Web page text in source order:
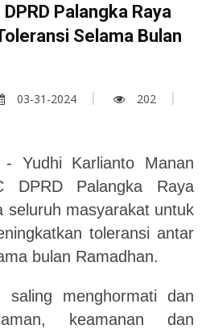
Palangka Raya
Selama Bulan
03-31-2024
202
Yudhi Karlianto Manan
DPRD Palangka Raya
seluruh masyarakat untuk
toleransi antar
bulan Ramadhan.
menghormati dan
keamanan dan